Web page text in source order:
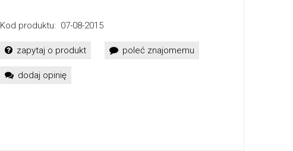
Kod produktu: 07-08-2015
zapytaj o produkt poleć znajomemu
dodaj opinię